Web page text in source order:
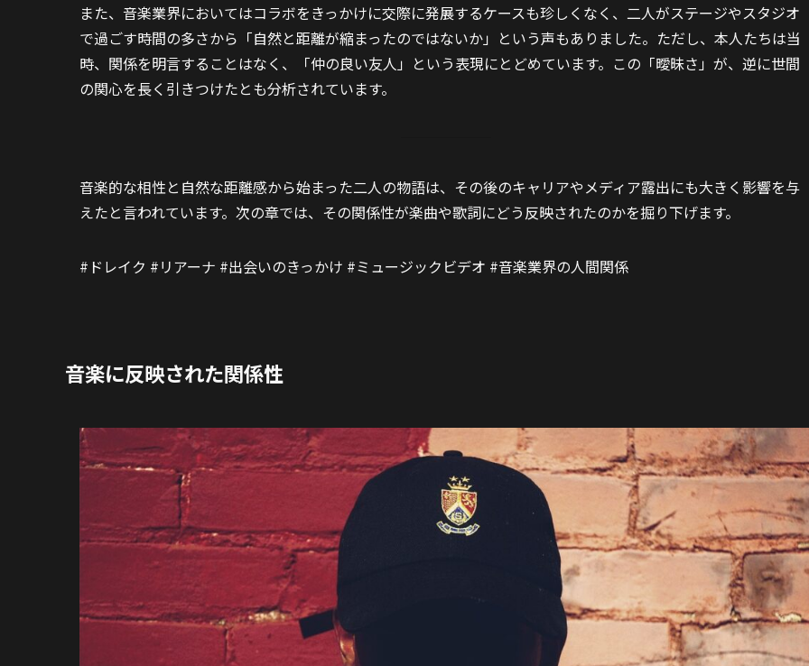
また、音楽業界においてはコラボをきっかけに交際に発展するケースも珍しくなく、二人がステージやスタジオ
で過ごす時間の多さから「自然と距離が縮まったのではないか」という声もありました。ただし、本人たちは当
時、関係を明言することはなく、「仲の良い友人」という表現にとどめています。この「曖昧さ」が、逆に世間
の関心を長く引きつけたとも分析されています。
音楽的な相性と自然な距離感から始まった二人の物語は、その後のキャリアやメディア露出にも大きく影響を与
えたと言われています。次の章では、その関係性が楽曲や歌詞にどう反映されたのかを掘り下げます。
#ドレイク #リアーナ #出会いのきっかけ #ミュージックビデオ #音楽業界の人間関係
音楽に反映された関係性